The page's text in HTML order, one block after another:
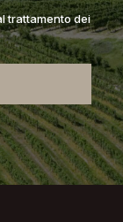
trattamento dei